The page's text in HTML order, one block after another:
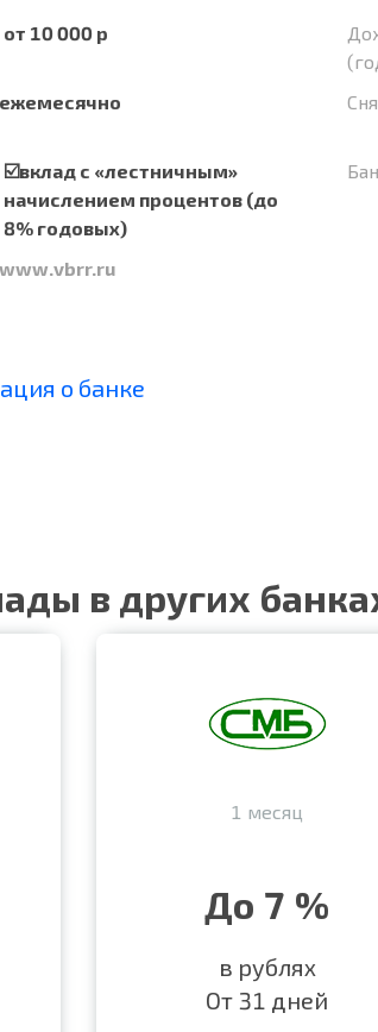
от 10 000 р
ежемесячно
☑️вклад с «лестничным»
начислением процентов (до
8% годовых)
www.vbrr.ru
о банке
в других
1 месяц
До 7 %
в рублях
От 31 дней